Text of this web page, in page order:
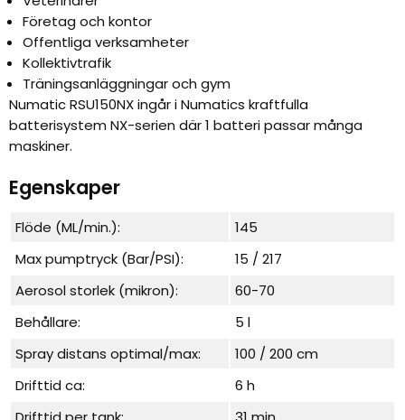
Företag och kontor
Offentliga verksamheter
Kollektivtrafik
Träningsanläggningar och gym
Numatic RSU150NX ingår i Numatics kraftfulla
batterisystem NX-serien där 1 batteri passar många
maskiner.
Egenskaper
Flöde (ML/min.):
145
Max pumptryck (Bar/PSI):
15 / 217
Aerosol storlek (mikron):
60-70
Behållare:
5 l
Spray distans optimal/max:
100 / 200 cm
Drifttid ca:
6 h